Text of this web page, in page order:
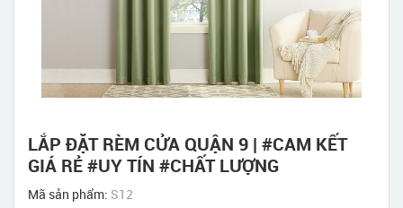
LẮP ĐẶT RÈM CỬA QUẬN 9 | #CAM KẾT
GIÁ RẺ #UY TÍN #CHẤT LƯỢNG
Mã sản phẩm: S12